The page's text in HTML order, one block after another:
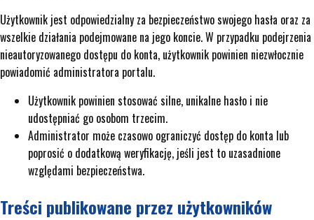
Użytkownik jest odpowiedzialny za bezpieczeństwo swojego hasła oraz za
wszelkie działania podejmowane na jego koncie. W przypadku podejrzenia
nieautoryzowanego dostępu do konta, użytkownik powinien niezwłocznie
powiadomić administratora portalu.
Użytkownik powinien stosować silne, unikalne hasło i nie
udostępniać go osobom trzecim.
Administrator może czasowo ograniczyć dostęp do konta lub
poprosić o dodatkową weryfikację, jeśli jest to uzasadnione
względami bezpieczeństwa.
Treści publikowane przez użytkowników